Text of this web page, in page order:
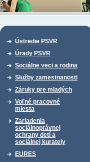
Ústredie PSVR
Úrady PSVR
Sociálne veci a rodina
Služby zamestnanosti
Záruky pre mladých
Voľné pracovné
miesta
Zariadenia
sociálnoprávnej
ochrany detí a
sociálnej kurately
EURES